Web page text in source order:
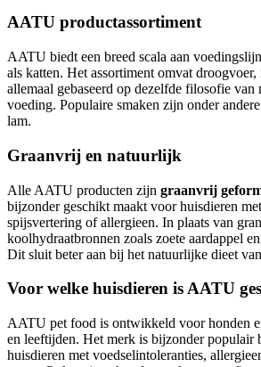
AATU productassortiment
AATU biedt een breed scala aan
als katten. Het assortiment omvat droogvoer,
allemaal gebaseerd op dezelfde filosofie
voeding. Populaire smaken zijn onder
lam.
Graanvrij en natuurlijk
Alle AATU producten zijn graanvrij
bijzonder geschikt maakt voor huisdieren
spijsvertering of allergieen. In plaats van
koolhydraatbronnen zoals zoete aardappel
Dit sluit beter aan bij het natuurlijke dieet
Voor welke huisdieren is AATU
AATU pet food is ontwikkeld voor honden
en leeftijden. Het merk is bijzonder populair
huisdieren met voedselintoleranties,